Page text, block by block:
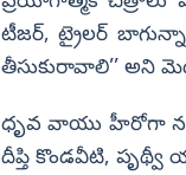
టీజర్, ట్రైలర్‌
తీసుకురావాలి’’ అని
ధృవ వాయు హీరోగా
దీప్తి కొండవీటి, పృథ్వీ